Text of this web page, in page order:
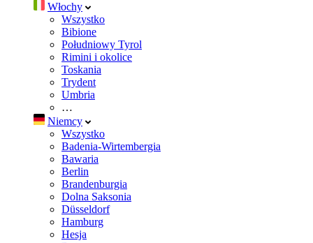
Włochy
Wszystko
Bibione
Południowy Tyrol
Rimini i okolice
Toskania
Trydent
Umbria
…
Niemcy
Wszystko
Badenia-Wirtembergia
Bawaria
Berlin
Brandenburgia
Dolna Saksonia
Düsseldorf
Hamburg
Hesja